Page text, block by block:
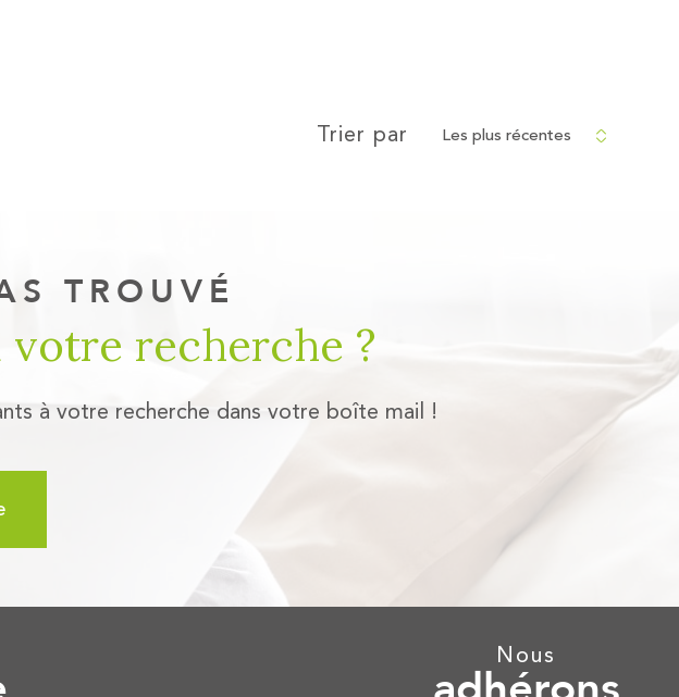
Trier par Les plus récentes
TROUVÉ
recherche ?
à votre recherche dans votre boîte mail !
nous